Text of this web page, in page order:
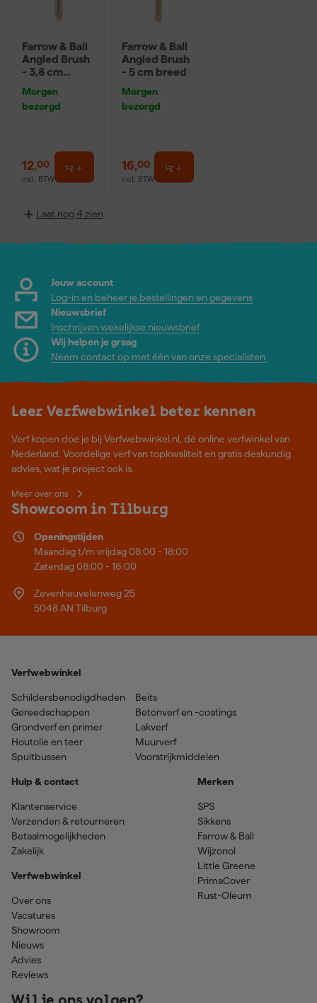
Farrow & Ball
Angled Brush
- 3,8 cm
Morgen
bezorgd
12,00
incl. BTW
Farrow & Ball
Angled Brush
- 5 cm breed
Morgen
bezorgd
16,00
incl. BTW
Laat nog 4 zien
Jouw account
Log-in en beheer je bestellingen en gegevens
Nieuwsbrief
Inschrijven wekelijkse nieuwsbrief
Wij helpen je graag
Neem contact op met één van onze specialisten.
Leer Verfwebwinkel beter kennen
Verf kopen doe je bij Verfwebwinkel.nl, dé online verfwinkel van
Nederland. Voordelige verf van topkwaliteit en gratis deskundig
advies, wat je project ook is.
Meer over ons
Showroom in Tilburg
Openingstijden
Maandag t/m vrijdag 08:00 - 18:00
Zaterdag 08:00 - 16:00
Zevenheuvelenweg 25
5048 AN Tilburg
Verfwebwinkel
Schildersbenodigdheden
Gereedschappen
Grondverf en primer
Houtolie en teer
Spuitbussen
Beits
Betonverf en -coatings
Lakverf
Muurverf
Voorstrijkmiddelen
Hulp & contact
Klantenservice
Verzenden & retourneren
Betaalmogelijkheden
Zakelijk
Verfwebwinkel
Over ons
Vacatures
Showroom
Nieuws
Advies
Reviews
Merken
SPS
Sikkens
Farrow & Ball
Wijzonol
Little Greene
PrimaCover
Rust-Oleum